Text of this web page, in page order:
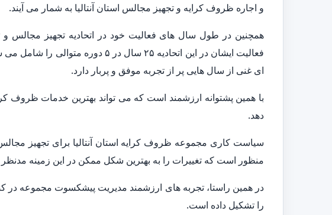
و اجاره ظروف کرایه و تجهیز مجالس استان آنتالیا به شمار می آیند.
همچنین در طول سال های فعالیت خود در اتحادیه تجهیز مجالس و
فعالیت ایشان در این اتحادیه ۲۵ سال
ای غنی از سال هایی پر از تجربه موفق و پربار دارد.
با همین پشتوانه ارزشمند است که می تواند بهترین خدمات ظروف
دهد.
سیاست کاری مجموعه ظروف کرایه استان آنتالیا برای تجهیز
منظور است که تغییرات را به بهترین شکل ممکن در این زمینه مدنظر
در همین راستا، تجربه های ارزشمند مدیریت پیشکسوت مجموعه در
را تشکیل داده است.